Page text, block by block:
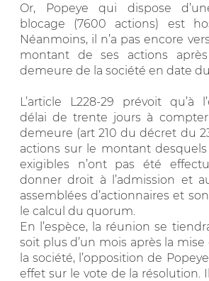
Or, Popeye qui dispose
blocage (7600 actions) est
Néanmoins, il n’a pas encore
montant de ses actions
demeure de la société en date
L’article L228-29 prévoit qu’à
délai de trente jours à
demeure (art 210 du décret du
actions sur le montant
exigibles n’ont pas été
donner droit à l’admission et
assemblées d’actionnaires et
le calcul du quorum.
En l’espèce, la réunion se
soit plus d’un mois après la
la société, l’opposition de
effet sur le vote de la résolution.